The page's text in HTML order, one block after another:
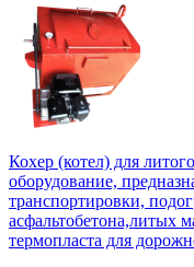
Кохер (котел) для
оборудование,
транспортировки,
асфальтобетона,литых
термопласта для